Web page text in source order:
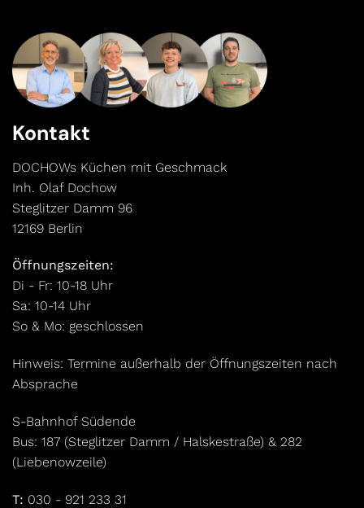
Kontakt
DOCHOWs Küchen mit Geschmack
Inh. Olaf Dochow
Steglitzer Damm 96
12169 Berlin
Öffnungszeiten:
Di - Fr: 10-18 Uhr
Sa: 10-14 Uhr
So & Mo: geschlossen
Hinweis: Termine außerhalb der Öffnungszeiten nach
Absprache
S-Bahnhof Südende
Bus: 187 (Steglitzer Damm / Halskestraße) & 282
(Liebenowzeile)
T: 030 - 921 233 31